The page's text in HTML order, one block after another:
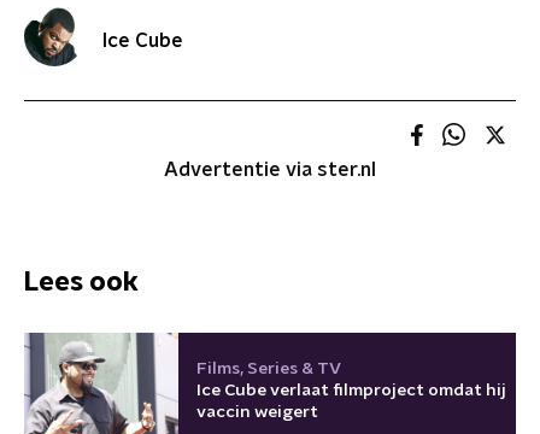
Ice Cube
Advertentie via ster.nl
Lees ook
Films, Series & TV
Ice Cube verlaat filmproject omdat hij
vaccin weigert